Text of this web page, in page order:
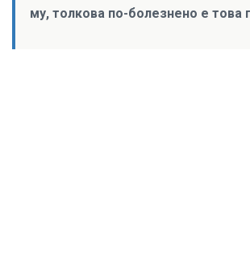
му, толкова по-болезнено е това